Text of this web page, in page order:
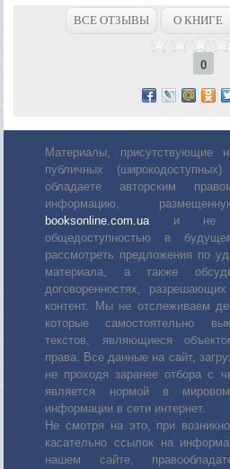
ВСЕ ОТЗЫВЫ О КНИГЕ
0
Материалы, присутствующие
публичных
обладаете авторским
информацию,
booksonline.com.uaи не
общедоступностью в
рассмотреть предложения по
материала, а также
договоренностях,
контент. Мы не отслеживаем
которые самостоятельно
текстов, являющиеся
права. Все данные на сайт,
не проходя заранее отбора с
является нормой в
информации в сети интернет.
Не смотря на это, при
касательно ссылок на
нашем сайте,